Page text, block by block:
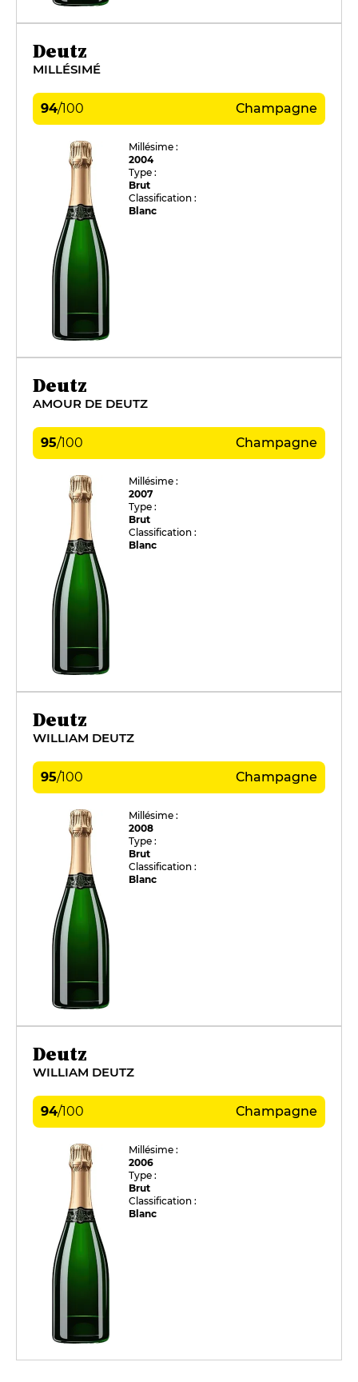
Deutz
MILLÉSIMÉ
94/100 Champagne
Millésime :
2004
Type :
Brut
Classification :
Blanc
Deutz
AMOUR DE DEUTZ
95/100 Champagne
Millésime :
2007
Type :
Brut
Classification :
Blanc
Deutz
WILLIAM DEUTZ
95/100 Champagne
Millésime :
2008
Type :
Brut
Classification :
Blanc
Deutz
WILLIAM DEUTZ
94/100 Champagne
Millésime :
2006
Type :
Brut
Classification :
Blanc